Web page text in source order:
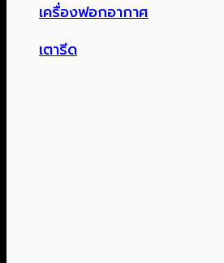
เครื่องฟอกอากาศ
เตารีด